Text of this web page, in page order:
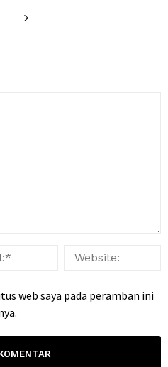
web saya pada peramban ini